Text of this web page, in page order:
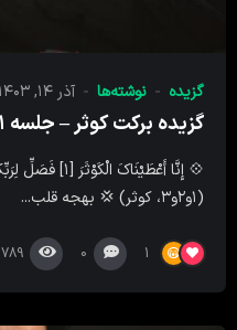
گزیده نوشته‌ها آذر ۱۴, ۱۴۰۳
گزیده برکت کوثر – جلسه ۱
(۱و۲و۳، کوثر) 💢 بهجه قلب...
1
0
789